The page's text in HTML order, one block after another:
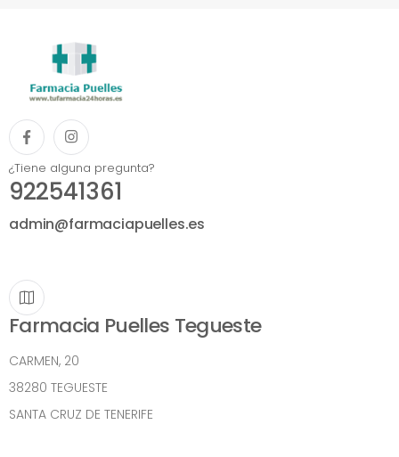
¿Tiene alguna pregunta?
922541361
admin@farmaciapuelles.es
Farmacia Puelles Tegueste
CARMEN, 20
38280 TEGUESTE
SANTA CRUZ DE TENERIFE